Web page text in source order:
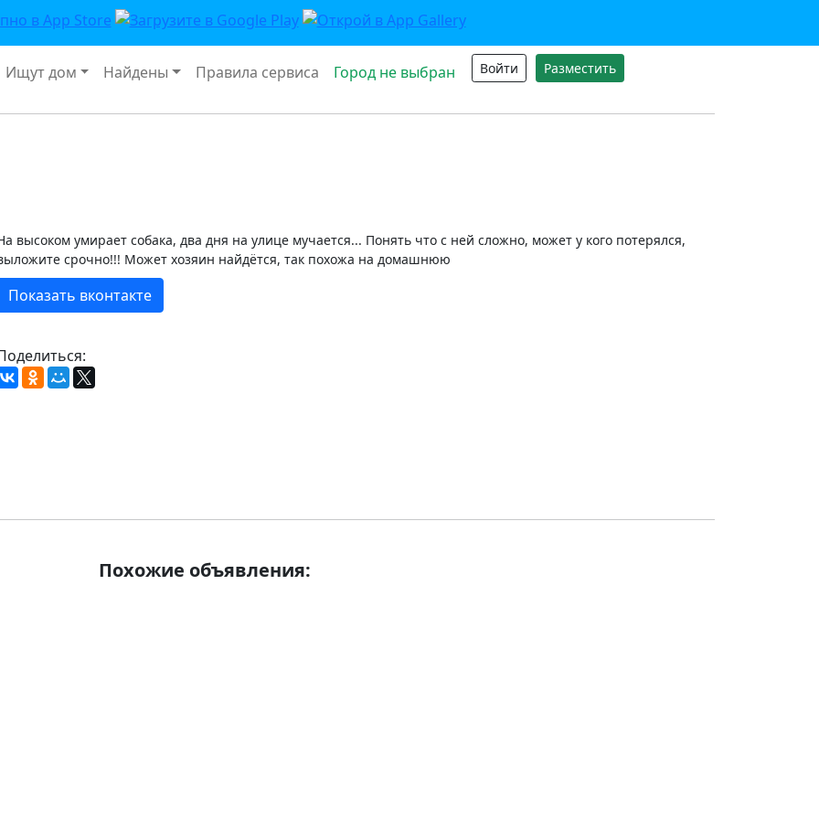
Ищут дом Найдены Правила сервиса Город не выбран Войти Разместить
высоком умирает собака, два дня на улице мучается... Понять что с ней сложно, может у кого потерялся,
срочно!!! Может хозяин найдётся, так похожа на домашнюю
Показать вконтакте
Похожие объявления: